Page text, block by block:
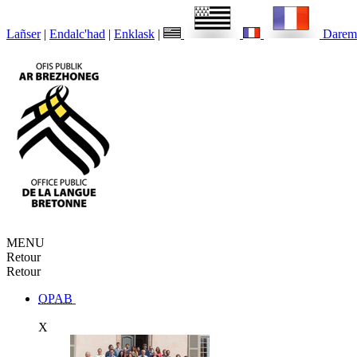
Lañser | Endalc'had | Enklask |
MENU
Retour
Retour
OPAB
X